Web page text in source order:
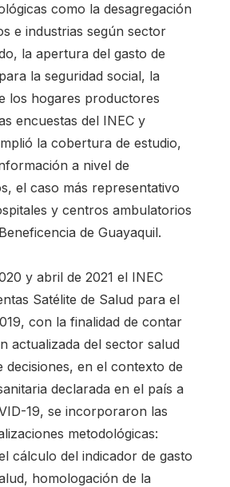
como la desagregación
e industrias según sector
la apertura del gasto de
la seguridad social, la
los hogares productores
encuestas del INEC y
la cobertura de estudio,
a nivel de
el caso más representativo
y centros ambulatorios
de Guayaquil.
y abril de 2021 el INEC
Satélite de Salud para el
con la finalidad de contar
actualizada del sector salud
decisiones, en el contexto de
declarada en el país a
19, se incorporaron las
metodológicas:
cálculo del indicador de gasto
homologación de la